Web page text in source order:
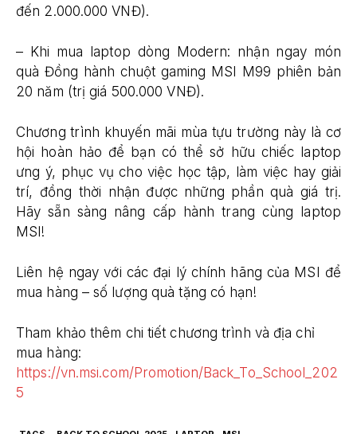
đến 2.000.000 VNĐ).
– Khi mua laptop dòng Modern: nhận ngay món
quà Đồng hành chuột gaming MSI M99 phiên bản
20 năm (trị giá 500.000 VNĐ).
Chương trình khuyến mãi mùa tựu trường này là cơ
hội hoàn hảo để bạn có thể sở hữu chiếc laptop
ưng ý, phục vụ cho việc học tập, làm việc hay giải
trí, đồng thời nhận được những phần quà giá trị.
Hãy sẵn sàng nâng cấp hành trang cùng laptop
MSI!
Liên hệ ngay với các đại lý chính hãng của MSI để
mua hàng – số lượng quà tặng có hạn!
Tham khảo thêm chi tiết chương trình và địa chỉ
mua hàng:
https://vn.msi.com/Promotion/Back_To_School_202
5